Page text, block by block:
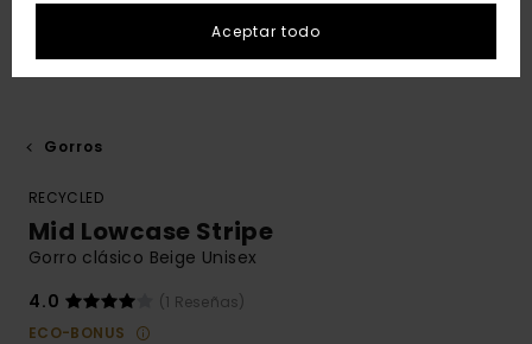
Gorros
RECYCLED
Mid Lowcase Stripe
Gorro clásico Beige Unisex
4.0
(1 Reseñas)
ECO-BONUS
Aceptar todo